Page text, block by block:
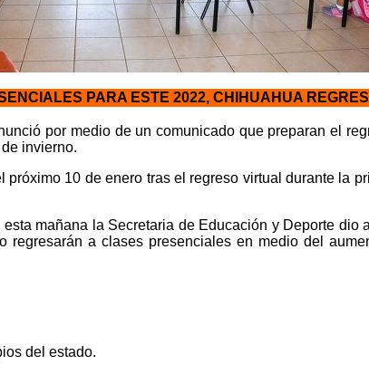
PARA ESTE 2022, CHIHUAHUA
por medio de un comunicado que preparan el
invierno.
10 de enero tras el regreso virtual durante la
mañana la Secretaria de Educación y Deporte dio
regresarán a clases presenciales en medio del
del estado.